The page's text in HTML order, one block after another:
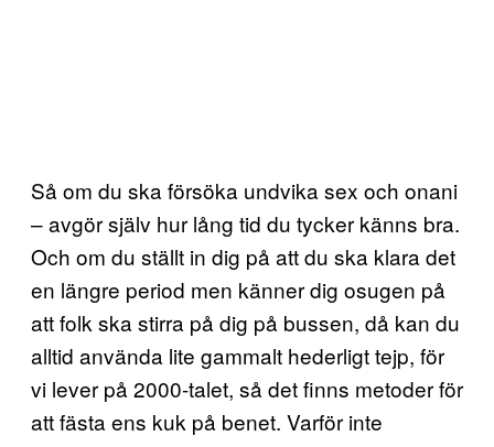
Så om du ska försöka undvika sex och onani
– avgör själv hur lång tid du tycker känns bra.
Och om du ställt in dig på att du ska klara det
en längre period men känner dig osugen på
att folk ska stirra på dig på bussen, då kan du
alltid använda lite gammalt hederligt tejp, för
vi lever på 2000-talet, så det finns metoder för
att fästa ens kuk på benet. Varför inte